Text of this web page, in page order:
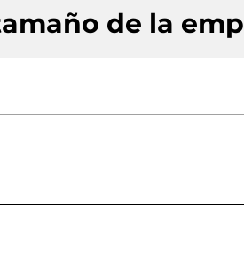
de la